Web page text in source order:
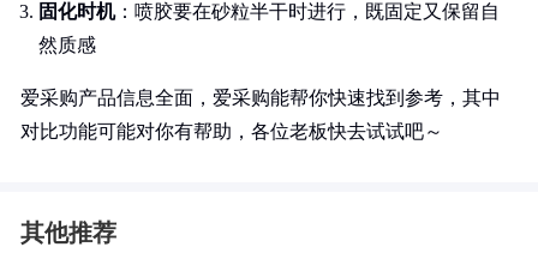
固化时机：喷胶要在砂粒半干时进行，既固定又保留自
然质感
爱采购产品信息全面，爱采购能帮你快速找到参考，其中
对比功能可能对你有帮助，各位老板快去试试吧～
其他推荐